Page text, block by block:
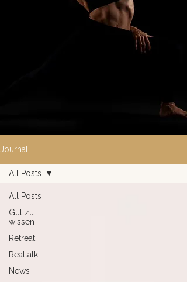
Journal
All Posts
Gut zu
wissen
Retreat
Realtalk
News
All Posts